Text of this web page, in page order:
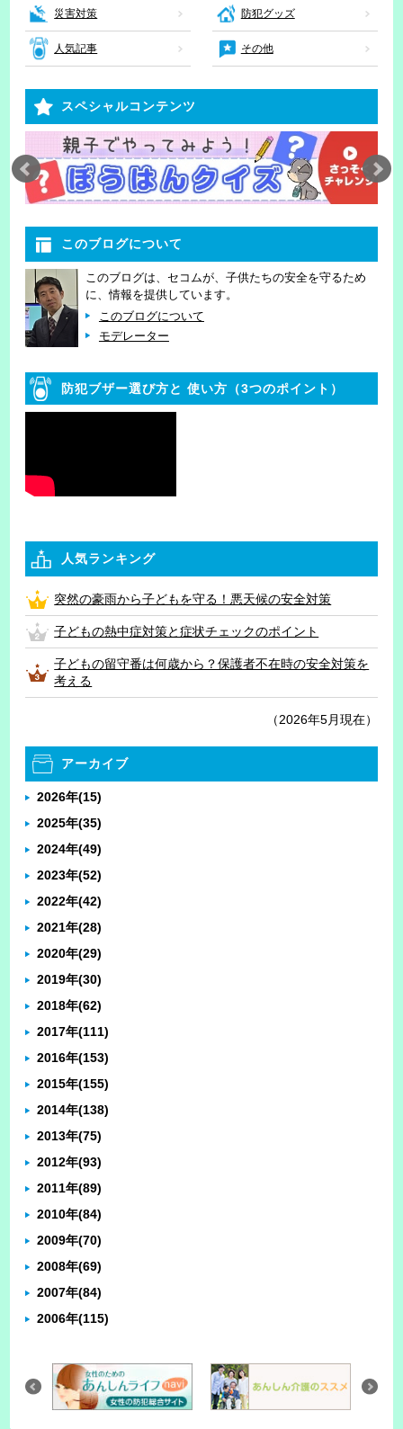
災害対策 防犯グッズ
人気記事 その他
スペシャルコンテンツ
このブログについて
このブログは、セコムが、子供たちの安全を守るため
に、情報を提供しています。
このブログについて
モデレーター
防犯ブザー選び方と 使い方（3つのポイント）
人気ランキング
突然の豪雨から子どもを守る！悪天候の安全対策
子どもの熱中症対策と症状チェックのポイント
子どもの留守番は何歳から？保護者不在時の安全対策を
考える
（2026年5月現在）
アーカイブ
2026年(15)
2025年(35)
2024年(49)
2023年(52)
2022年(42)
2021年(28)
2020年(29)
2019年(30)
2018年(62)
2017年(111)
2016年(153)
2015年(155)
2014年(138)
2013年(75)
2012年(93)
2011年(89)
2010年(84)
2009年(70)
2008年(69)
2007年(84)
2006年(115)